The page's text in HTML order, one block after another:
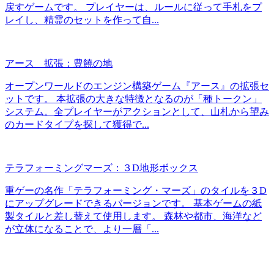
戻すゲームです。 プレイヤーは、ルールに従って手札をプ
レイし、精霊のセットを作って自...
アース 拡張：豊饒の地
オープンワールドのエンジン構築ゲーム『アース』の拡張セ
ットです。 本拡張の大きな特徴となるのが「種トークン」
システム。全プレイヤーがアクションとして、山札から望み
のカードタイプを探して獲得で...
テラフォーミングマーズ：３D地形ボックス
重ゲーの名作「テラフォーミング・マーズ」のタイルを３D
にアップグレードできるバージョンです。 基本ゲームの紙
製タイルと差し替えて使用します。 森林や都市、海洋など
が立体になることで、より一層「...